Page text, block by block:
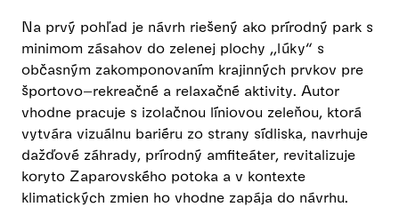
Na prvý pohľad je návrh riešený ako prírodný park s
minimom zásahov do zelenej plochy ,,lúky“ s
občasným zakomponovaním krajinných prvkov pre
športovo–rekreačné a relaxačné aktivity. Autor
vhodne pracuje s izolačnou líniovou zeleňou, ktorá
vytvára vizuálnu bariéru zo strany sídliska, navrhuje
dažďové záhrady, prírodný amfiteáter, revitalizuje
koryto Zaparovského potoka a v kontexte
klimatických zmien ho vhodne zapája do návrhu.